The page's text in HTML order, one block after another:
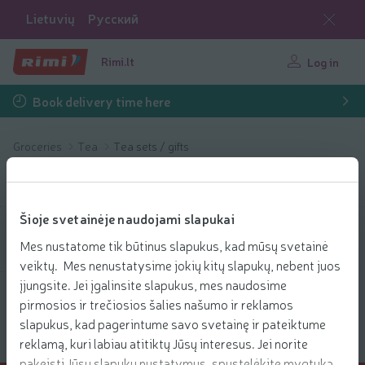
Šioje svetainėje naudojami slapukai
Mes nustatome tik būtinus slapukus, kad mūsų svetainė
veiktų. Mes nenustatysime jokių kitų slapukų, nebent juos
įjungsite. Jei įgalinsite slapukus, mes naudosime
pirmosios ir trečiosios šalies našumo ir reklamos
slapukus, kad pagerintume savo svetainę ir pateiktume
reklamą, kuri labiau atitiktų Jūsų interesus. Jei norite
Lietuvių Русский
Rimi.lt Log in
Book delivery time here
Groceries Tea Tea sets / gifts
Tea sets / gifts
Filter products
Show products 40